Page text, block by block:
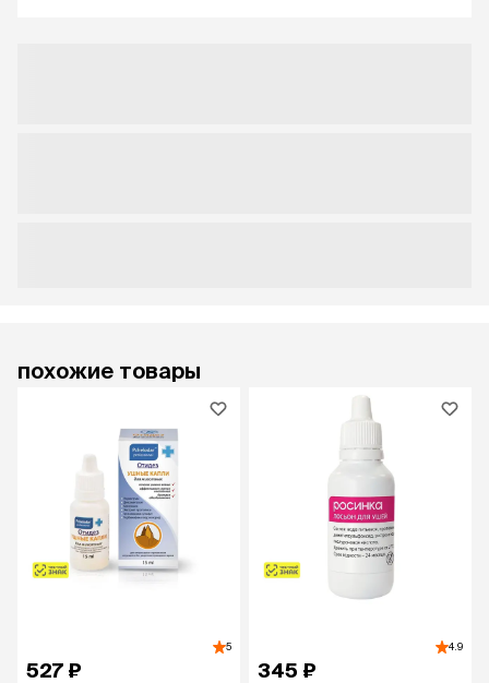
похожие товары
5
527 ₽
4.9
345 ₽